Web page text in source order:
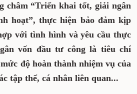
châm “Triển khai tốt, giải ngân
hoạt”, thực hiện bảo đảm kịp
với tình hình và yêu cầu thực
vốn đầu tư công là tiêu chí
độ hoàn thành nhiệm vụ của
tập thể, cá nhân liên quan...